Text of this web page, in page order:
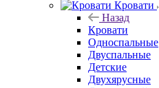
Кровати
Назад
Кровати
Односпальные
Двуспальные
Детские
Двухярусные